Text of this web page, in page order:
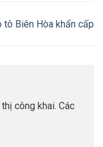
tô Biên Hòa khẩn cấp
công khai. Các